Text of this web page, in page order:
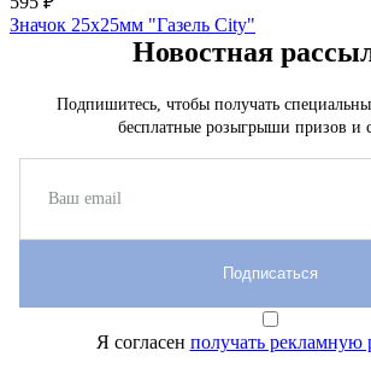
Значок 25х25мм "Газель City"
Новостная
Подпишитесь, чтобы получать
бесплатные розыгрыши призов и
Подписаться
Я согласен получать рекламную